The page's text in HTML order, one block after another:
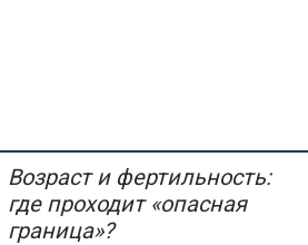
Возраст и фертильность:
где проходит «опасная
граница»?